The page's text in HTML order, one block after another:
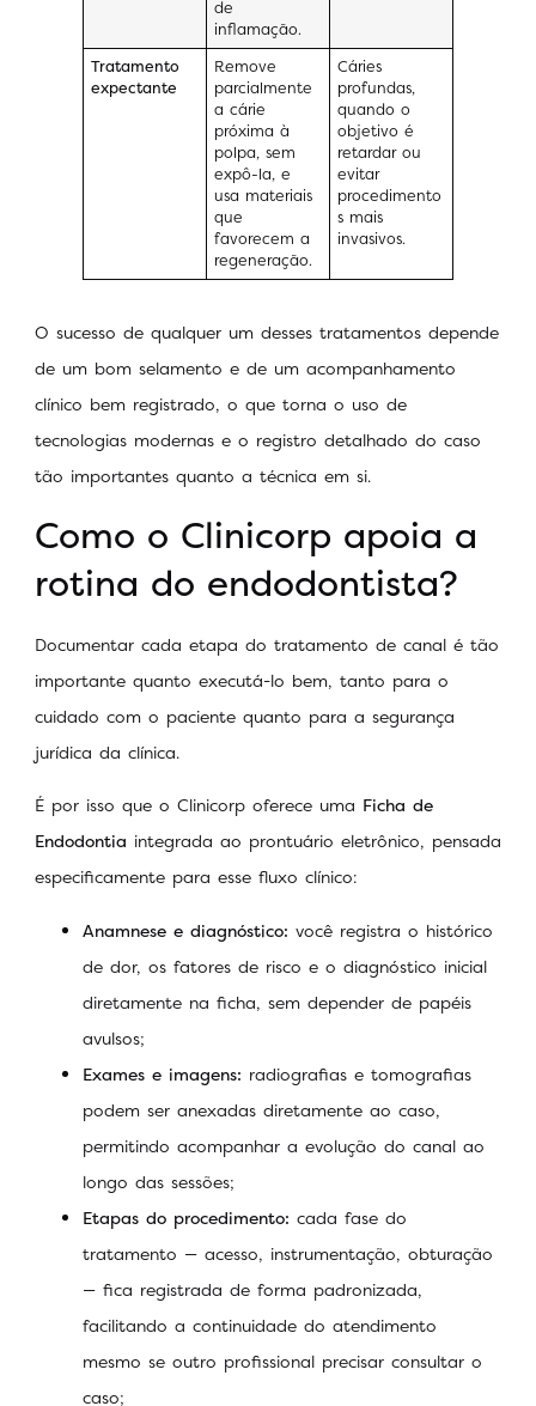
de
inflamação.
Tratamento
expectante
Remove
parcialmente
a cárie
próxima à
polpa, sem
expô-la, e
usa materiais
que
favorecem a
regeneração.
Cáries
profundas,
quando o
objetivo é
retardar ou
evitar
procedimento
s mais
invasivos.
O sucesso de qualquer um desses tratamentos depende
de um bom selamento e de um acompanhamento
clínico bem registrado, o que torna o uso de
tecnologias modernas e o registro detalhado do caso
tão importantes quanto a técnica em si.
Como o Clinicorp apoia a
rotina do endodontista?
Documentar cada etapa do tratamento de canal é tão
importante quanto executá-lo bem, tanto para o
cuidado com o paciente quanto para a segurança
jurídica da clínica.
É por isso que o Clinicorp oferece uma Ficha de
Endodontia integrada ao prontuário eletrônico, pensada
especificamente para esse fluxo clínico:
Anamnese e diagnóstico: você registra o histórico
de dor, os fatores de risco e o diagnóstico inicial
diretamente na ficha, sem depender de papéis
avulsos;
Exames e imagens: radiografias e tomografias
podem ser anexadas diretamente ao caso,
permitindo acompanhar a evolução do canal ao
longo das sessões;
Etapas do procedimento: cada fase do
tratamento — acesso, instrumentação, obturação
— fica registrada de forma padronizada,
facilitando a continuidade do atendimento
mesmo se outro profissional precisar consultar o
caso;